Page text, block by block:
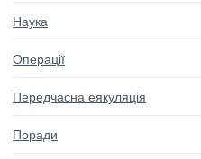
Наука
Операції
Передчасна еякуляція
Поради